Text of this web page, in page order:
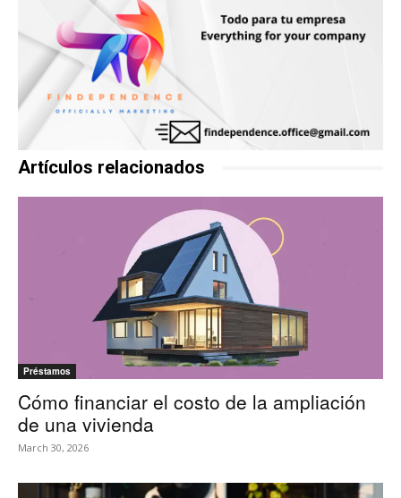
Artículos relacionados
Préstamos
Cómo financiar el costo de la ampliación
de una vivienda
March 30, 2026